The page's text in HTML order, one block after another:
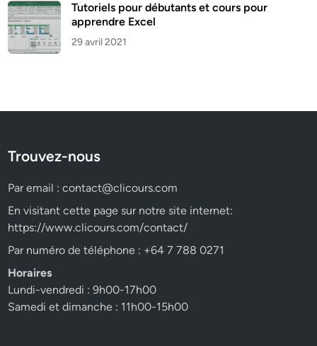
Tutoriels pour débutants et cours pour
apprendre Excel
29 avril 2021
Trouvez-nous
Par email :contact@clicours.com
En visitant cette page sur notre site internet:
https://www.clicours.com/contact/
Par numéro de téléphone : +64 7 788 0271
Horaires
Lundi-vendredi : 9h00-17h00
Samedi et dimanche : 11h00-15h00